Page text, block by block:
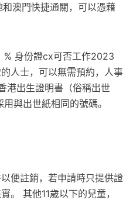
澳門快捷通關，可以憑藉
% 身份證cx可否工作2023
人士，可以無需預約，人事
港出生證明書（俗稱出世
與出世紙相同的號碼。
便註銷，若申請時只提供證
。 其他11歲以下的兒童，